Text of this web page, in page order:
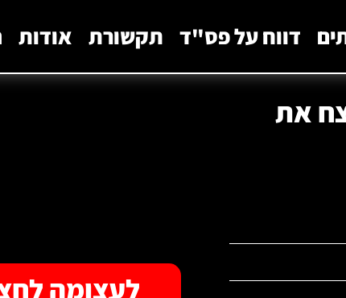
דווח על פס"ד תקשורת אודות
את
לעצומה